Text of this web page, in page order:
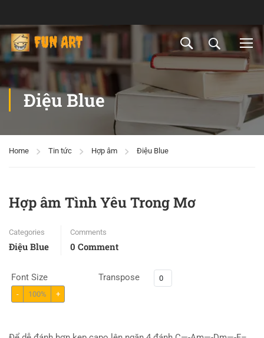
Điệu Blue
Home Tin tức Hợp âm Điệu Blue
Hợp âm Tình Yêu Trong Mơ
Categories
Điệu Blue
Comments
0 Comment
Font Size
- 100% +
Transpose